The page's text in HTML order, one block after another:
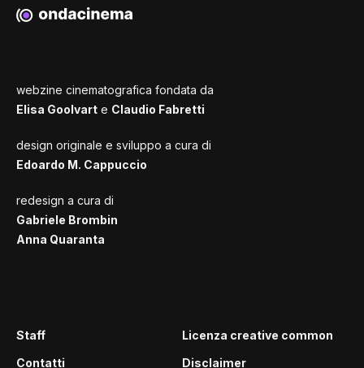
webzine cinematografica fondata da
Elisa Goolvart e Claudio Fabretti
design originale e sviluppo a cura di
Edoardo M. Cappuccio
redesign a cura di
Gabriele Brombin
Anna Quaranta
Staff
Contatti
Licenza creative common
Disclaimer